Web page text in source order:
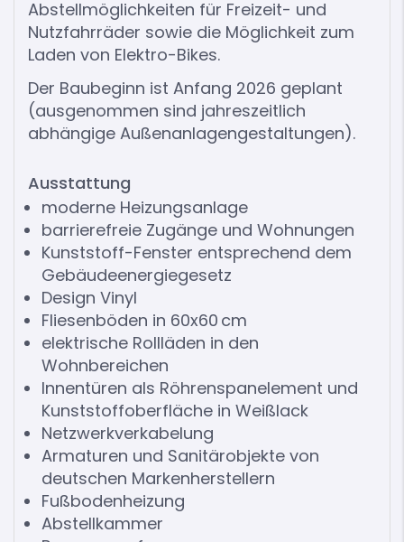
Abstellmöglichkeiten für Freizeit- und
Nutzfahrräder sowie die Möglichkeit zum
Laden von Elektro-Bikes.
Der Baubeginn ist Anfang 2026 geplant
(ausgenommen sind jahreszeitlich
abhängige Außenanlagengestaltungen).
Ausstattung
moderne Heizungsanlage
barrierefreie Zugänge und Wohnungen
Kunststoff-Fenster entsprechend dem
Gebäudeenergiegesetz
Design Vinyl
Fliesenböden in 60x60 cm
elektrische Rollläden in den
Wohnbereichen
Innentüren als Röhrenspanelement und
Kunststoffoberfläche in Weißlack
Netzwerkverkabelung
Armaturen und Sanitärobjekte von
deutschen Markenherstellern
Fußbodenheizung
Abstellkammer